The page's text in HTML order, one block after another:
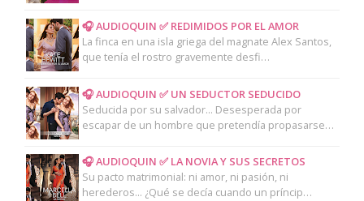
🎧 AUDIOQUIN ✅ REDIMIDOS POR EL AMOR
La finca en una isla griega del magnate Alex Santos,
que tenía el rostro gravemente desfi…
🎧 AUDIOQUIN ✅ UN SEDUCTOR SEDUCIDO
Seducida por su salvador... Desesperada por
escapar de un hombre que pretendía propasarse…
🎧 AUDIOQUIN ✅ LA NOVIA Y SUS SECRETOS
Su pacto matrimonial: ni amor, ni pasión, ni
herederos... ¿Qué se decía cuando un príncip…